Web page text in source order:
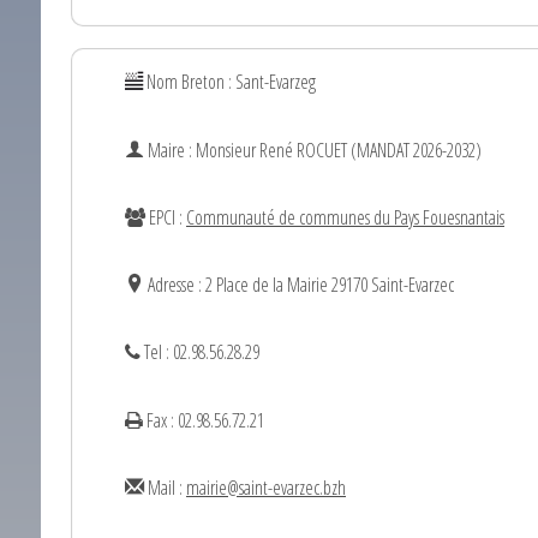
Nom Breton : Sant-Evarzeg
Maire : MonsieurRené ROCUET (MANDAT 2026-2032)
EPCI : Communauté de communes du Pays Fouesnantais
Adresse : 2 Place de la Mairie 29170 Saint-Evarzec
Tel : 02.98.56.28.29
Fax : 02.98.56.72.21
Mail : mairie@saint-evarzec.bzh